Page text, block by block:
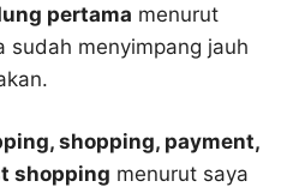
pertama menurut
sudah menyimpang jauh
shopping, payment,
shopping menurut saya